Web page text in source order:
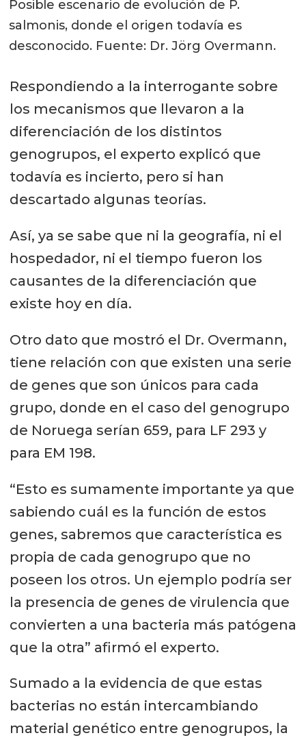
Posible escenario de evolución de P.
salmonis, donde el origen todavía es
desconocido. Fuente: Dr. Jörg Overmann.
Respondiendo a la interrogante sobre
los mecanismos que llevaron a la
diferenciación de los distintos
genogrupos, el experto explicó que
todavía es incierto, pero si han
descartado algunas teorías.
Así, ya se sabe que ni la geografía, ni el
hospedador, ni el tiempo fueron los
causantes de la diferenciación que
existe hoy en día.
Otro dato que mostró el Dr. Overmann,
tiene relación con que existen una serie
de genes que son únicos para cada
grupo, donde en el caso del genogrupo
de Noruega serían 659, para LF 293 y
para EM 198.
“Esto es sumamente importante ya que
sabiendo cuál es la función de estos
genes, sabremos que característica es
propia de cada genogrupo que no
poseen los otros. Un ejemplo podría ser
la presencia de genes de virulencia que
convierten a una bacteria más patógena
que la otra” afirmó el experto.
Sumado a la evidencia de que estas
bacterias no están intercambiando
material genético entre genogrupos, la